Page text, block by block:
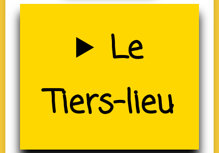
Uzerche
(19)
Le
Tiers-lieu